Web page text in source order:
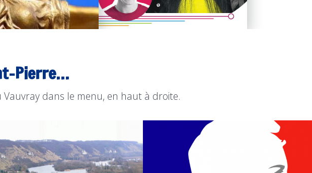
Pierre…
dans le menu, en haut à droite.